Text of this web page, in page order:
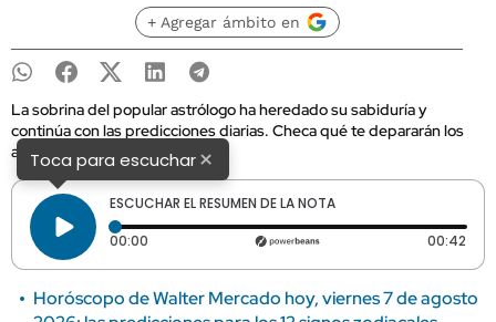
+ Agregar ámbito en
La sobrina del popular astrólogo ha heredado su sabiduría y
continúa con las predicciones diarias. Checa qué te depararán los
astros esta jornada.
Toca para escuchar×
ESCUCHAR EL RESUMEN DE LA NOTA
00:00 Tiempo transcurrido: 0 segundos 00:42
Horóscopo de Walter Mercado hoy, viernes 7 de agosto